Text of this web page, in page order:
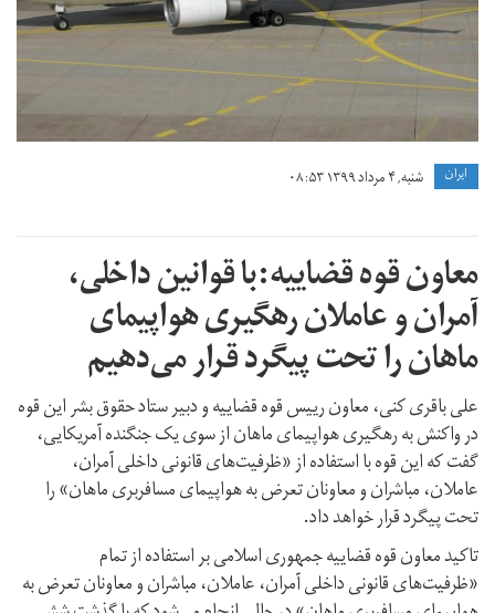
ايران شنبه, ۴ مرداد ۱۳۹۹ ۰۸:۵۳
معاون قوه قضاییه:با قوانین داخلی،
آمران و عاملان رهگیری هواپیمای
ماهان را تحت پیگرد قرار می‌دهیم
علی باقری کنی، معاون رییس قوه قضاییه و دبیر ستاد حقوق بشر این قوه
در واکنش به رهگیری هواپیمای ماهان از سوی یک جنگنده آمریکایی،
گفت که این قوه با استفاده از «ظرفیت‌های قانونی داخلی آمران،
عاملان، مباشران و معاونان تعرض به هواپیمای مسافربری ماهان» را
تحت پیگرد قرار خواهد داد.
تاکید معاون قوه قضاییه جمهوری اسلامی بر استفاده از تمام
«ظرفیت‌های قانونی داخلی آمران، عاملان، مباشران و معاونان تعرض به